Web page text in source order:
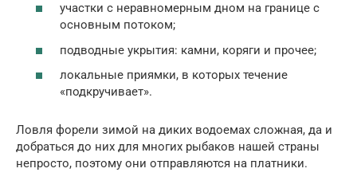
участки с неравномерным дном на границе с
основным потоком;
подводные укрытия: камни, коряги и прочее;
локальные приямки, в которых течение
«подкручивает».
Ловля форели зимой на диких водоемах сложная, да и
добраться до них для многих рыбаков нашей страны
непросто, поэтому они отправляются на платники.